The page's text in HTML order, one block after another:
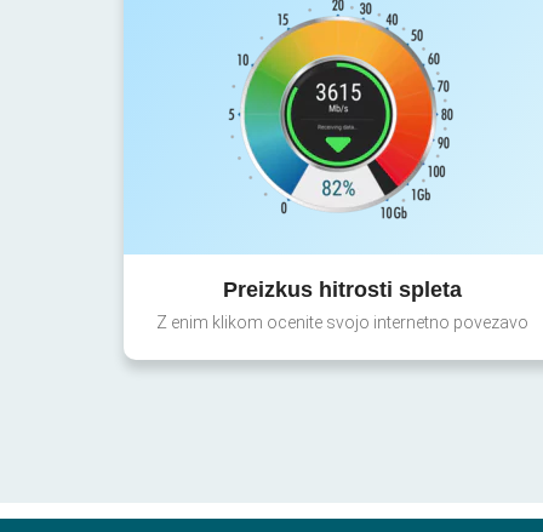
Preizkus hitrosti spleta
Z enim klikom ocenite svojo internetno povezavo